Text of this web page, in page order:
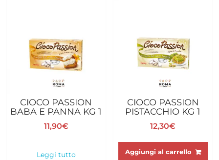
CIOCO PASSION
BABA E PANNA KG 1
11,90€
Leggi tutto
CIOCO PASSION
PISTACCHIO KG 1
12,30€
Aggiungi al carrello